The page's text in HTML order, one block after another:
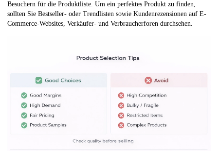
Besuchern für die Produktliste. Um ein perfektes Produkt zu finden,
sollten Sie Bestseller- oder Trendlisten sowie Kundenrezensionen auf E-
Commerce-Websites, Verkäufer- und Verbraucherforen durchsehen.